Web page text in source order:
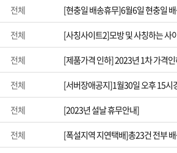
전체 [현충일 배송휴무]6월6일 현충일
전체 [사칭사이트2]모방 및 사칭하는 사
전체 [제품가격 인하] 2023년 1차 가격
전체 [서버장애공지]1월30일 오후 15시
전체 [2023년 설날 휴무안내]
전체 [폭설지역 지연택배]총23건 전부